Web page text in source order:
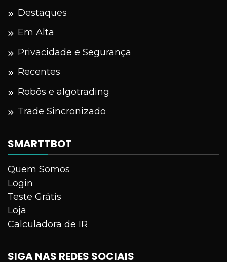
Destaques
Em Alta
Privacidade e Segurança
Recentes
Robôs e algotrading
Trade Sincronizado
SMARTTBOT
Quem Somos
Login
Teste Grátis
Loja
Calculadora de IR
SIGA NAS REDES SOCIAIS